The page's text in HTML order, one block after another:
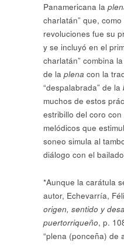
Panamericana la
charlatán” que,
revoluciones fue su
y se incluyó en el
charlatán” combina
de la plena con la
“despalabrada” de la
muchos de estos
estribillo del coro
melódicos que
soneo simula al
diálogo con el
*Aunque la carátula
autor, Echevarría,
origen, sentido y
puertorriqueño, p.
“plena (ponceña) de